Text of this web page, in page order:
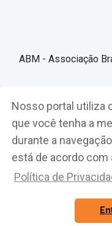
Nosso portal utiliza
que você tenha a
durante a
está de acordo com
Política de
ABM - Associação